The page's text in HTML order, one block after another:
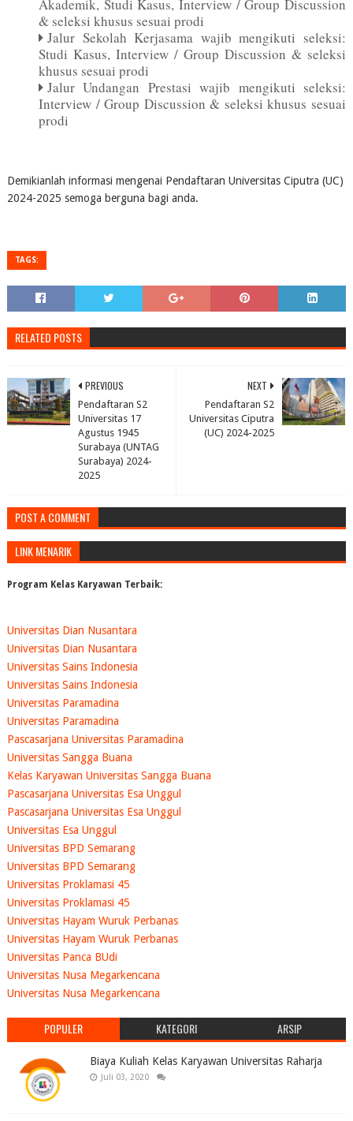
Akademik, Studi Kasus, Interview / Group Discussion
& seleksi khusus sesuai prodi
Jalur Sekolah Kerjasama wajib mengikuti seleksi:
Studi Kasus, Interview / Group Discussion & seleksi
khusus sesuai prodi
Jalur Undangan Prestasi wajib mengikuti seleksi:
Interview / Group Discussion & seleksi khusus sesuai
prodi
Demikianlah informasi mengenai Pendaftaran Universitas Ciputra (UC)
2024-2025 semoga berguna bagi anda.
TAGS:
RELATED POSTS
NEXT
Pendaftaran S2
Universitas Ciputra
(UC) 2024-2025
PREVIOUS
Pendaftaran S2
Universitas 17
Agustus 1945
Surabaya (UNTAG
Surabaya) 2024-
2025
POST A COMMENT
LINK MENARIK
Program Kelas Karyawan Terbaik:
Universitas Dian Nusantara
Universitas Dian Nusantara
Universitas Sains Indonesia
Universitas Sains Indonesia
Universitas Paramadina
Universitas Paramadina
Pascasarjana Universitas Paramadina
Universitas Sangga Buana
Kelas Karyawan Universitas Sangga Buana
Pascasarjana Universitas Esa Unggul
Pascasarjana Universitas Esa Unggul
Universitas Esa Unggul
Universitas BPD Semarang
Universitas BPD Semarang
Universitas Proklamasi 45
Universitas Proklamasi 45
Universitas Hayam Wuruk Perbanas
Universitas Hayam Wuruk Perbanas
Universitas Panca BUdi
Universitas Nusa Megarkencana
Universitas Nusa Megarkencana
POPULER KATEGORI ARSIP
Biaya Kuliah Kelas Karyawan Universitas Raharja
Juli 03, 2020